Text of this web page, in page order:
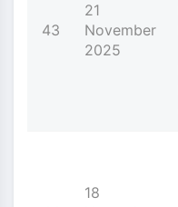
43
21
November
2025
18